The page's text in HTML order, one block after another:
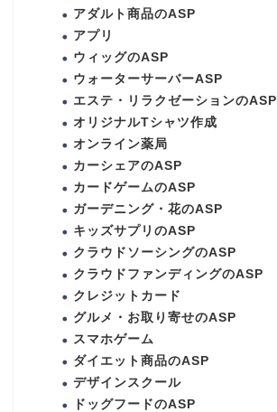
アダルト商品のASP
アプリ
ウィッグのASP
ウォーターサーバーASP
エステ・リラクゼーションのASP
オリジナルTシャツ作成
オンライン薬局
カーシェアのASP
カードゲームのASP
ガーデニング・花のASP
キッズサプリのASP
クラウドソーシングのASP
クラウドファンディングのASP
クレジットカード
グルメ・お取り寄せのASP
スマホゲーム
ダイエット商品のASP
デザインスクール
ドッグフードのASP